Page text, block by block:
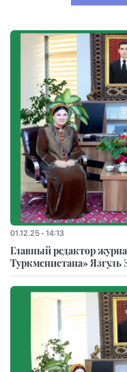
01.12.25 - 14:13
Главный редактор
Туркменистана» Язгуль